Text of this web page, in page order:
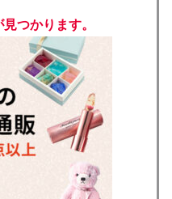
つかります。